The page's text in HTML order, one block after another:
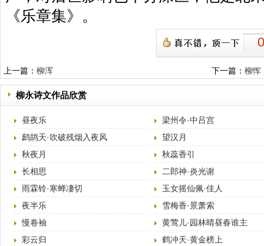
《乐章集》。
上一篇： 柳浑 下一篇：柳恽
柳永诗文作品欣赏
昼夜乐
梁州令·中吕宫
鹧鸪天·吹破残烟入夜风
望汉月
秋夜月
秋蕊香引
长相思
二郎神·炎光谢
雨霖铃·寒蝉凄切
玉女摇仙佩·佳人
夜半乐
雪梅香·景萧索
慢卷袖
黄莺儿·园林晴昼春谁主
彩云归
鹤冲天·黄金榜上